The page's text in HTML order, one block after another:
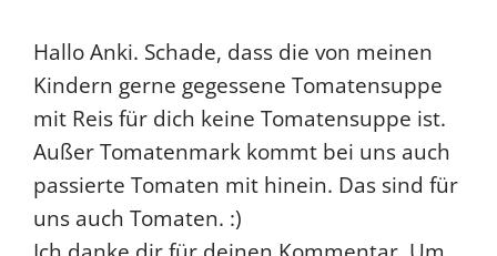
Hallo Anki. Schade, dass die von meinen
Kindern gerne gegessene Tomatensuppe
mit Reis für dich keine Tomatensuppe ist.
Außer Tomatenmark kommt bei uns auch
passierte Tomaten mit hinein. Das sind für
uns auch Tomaten. :)